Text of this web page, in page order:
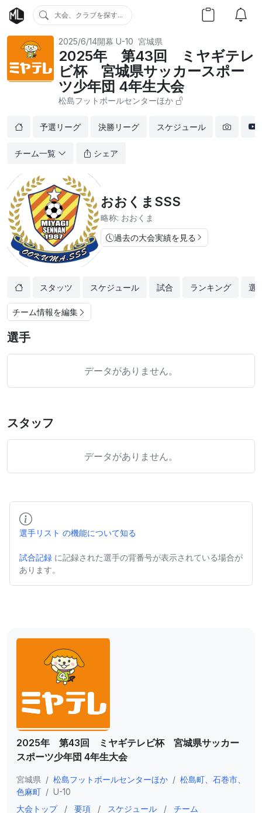
大会、クラブを探す...
2025/6/14開幕 U-10 宮城県
2025年 第43回 ミヤギテレ
ビ杯 宮城県サッカースポー
ツ少年団 4年生大会
松島フットボールセンターほか
予選リーグ 決勝リーグ スケジュール
チーム一覧 シェア
おおくまSSS
略称: おおくま
過去の大会実績を見る
スタッツ スケジュール 試合 ランキング 選
チーム情報を編集
選手
データがありません。
スタッフ
データがありません。
選手リスト の機能について知る
試合記録 に記録された選手の背番号が表示されている場合が
あります。
2025年 第43回 ミヤギテレビ杯 宮城県サッカー
スポーツ少年団 4年生大会
宮城県 / 松島フットボールセンターほか / 松島町、石巻市、
色麻町 / U-10
大会トップ
/ 要項 / スケジュール / チーム